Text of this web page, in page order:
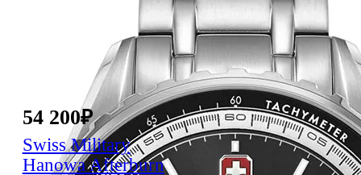
54 200₽
Swiss Military
HanowaAfterburn